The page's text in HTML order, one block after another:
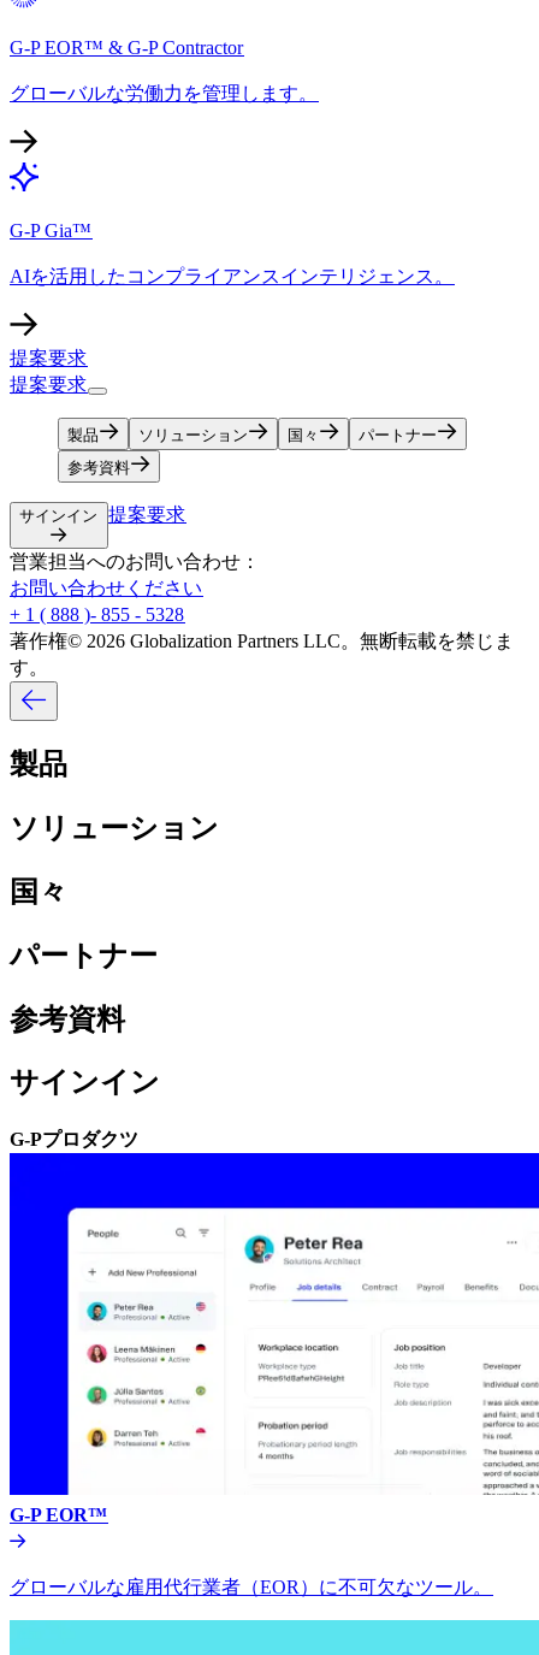
G-P EOR™ & G-P Contractor​​
グローバルな労働力を管理します。​​
G-P Gia™​​
AIを活用したコンプライアンスインテリジェンス。​​
提案要求​​
提案要求​​
製品​​ ソリューション​​ 国々​​
パートナー​​
参考資料​​
サインイン​​ 提案要求​​
営業担当へのお問い合わせ：​​
お問い合わせください​​
+ 1 ( 888 )- 855 - 5328​​
著作権© 2026 Globalization Partners LLC。無断転載を禁じま
す。​​
製品​​
ソリューション​​
国々​​
パートナー​​
参考資料​​
サインイン​​
G-Pプロダクツ​​
G-P EOR™​​
グローバルな雇用代行業者（EOR）に不可欠なツール。​​